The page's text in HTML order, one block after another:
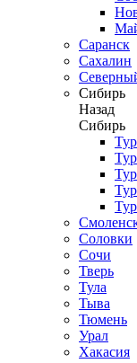
Саранск
Сахалин
Сибирь
Назад
Сибирь
Соловки
Сочи
Тверь
Тула
Тыва
Тюмень
Урал
Хакасия